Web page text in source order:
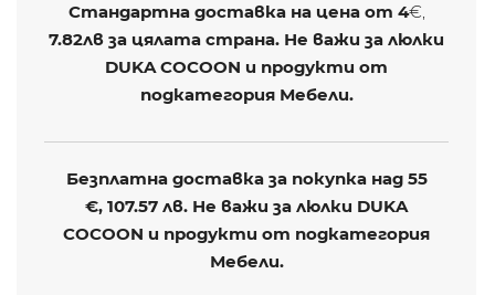
Стандартна доставка на цена от 4€,
7.82лв за цялата страна. Не важи за люлки
DUKA COCOON и продукти от
подкатегория Мебели.
Безплатна доставка за покупка над 55
€, 107.57 лв. Не важи за люлки DUKA
COCOON и продукти от подкатегория
Мебели.